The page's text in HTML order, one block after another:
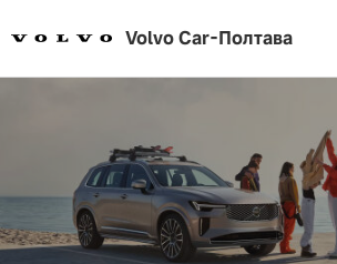
Volvo Car-Полтава